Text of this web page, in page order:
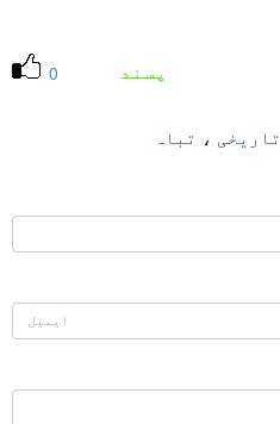
0 پسند
، تباہ